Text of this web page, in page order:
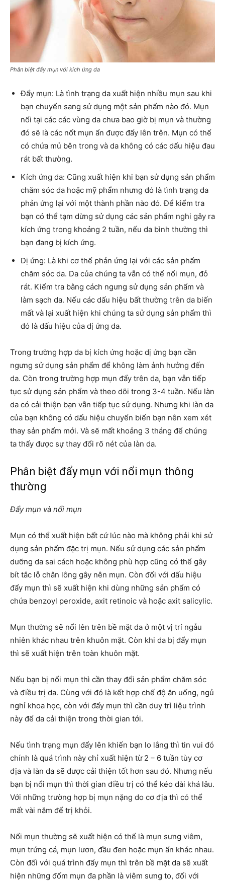
Phân biệt đẩy mụn với kích ứng da
Đẩy mụn: Là tình trạng da xuất hiện nhiều mụn sau khi
bạn chuyển sang sử dụng một sản phẩm nào đó. Mụn
nổi tại các các vùng da chưa bao giờ bị mụn và thường
đó sẽ là các nốt mụn ẩn được đẩy lên trên. Mụn có thể
có chứa mủ bên trong và da không có các dấu hiệu đau
rát bất thường.
Kích ứng da: Cũng xuất hiện khi bạn sử dụng sản phẩm
chăm sóc da hoặc mỹ phẩm nhưng đó là tình trạng da
phản ứng lại với một thành phần nào đó. Để kiểm tra
bạn có thể tạm dừng sử dụng các sản phẩm nghi gây ra
kích ứng trong khoảng 2 tuần, nếu da bình thường thì
bạn đang bị kích ứng.
Dị ứng: Là khi cơ thể phản ứng lại với các sản phẩm
chăm sóc da. Da của chúng ta vẫn có thể nổi mụn, đỏ
rát. Kiểm tra bằng cách ngưng sử dụng sản phẩm và
làm sạch da. Nếu các dấu hiệu bất thường trên da biến
mất và lại xuất hiện khi chúng ta sử dụng sản phẩm thì
đó là dấu hiệu của dị ứng da.
Trong trường hợp da bị kích ứng hoặc dị ứng bạn cần
ngưng sử dụng sản phẩm để không làm ảnh hưởng đến
da. Còn trong trường hợp mụn đẩy trên da, bạn vẫn tiếp
tục sử dụng sản phẩm và theo dõi trong 3-4 tuần. Nếu làn
da có cải thiện bạn vẫn tiếp tục sử dụng. Nhưng khi làn da
của bạn không có dấu hiệu chuyển biến bạn nên xem xét
thay sản phẩm mới. Và sẽ mất khoảng 3 tháng để chúng
ta thấy được sự thay đổi rõ nét của làn da.
Phân biệt đẩy mụn với nổi mụn thông
thường
Đẩy mụn và nổi mụn
Mụn có thể xuất hiện bất cứ lúc nào mà không phải khi sử
dụng sản phẩm đặc trị mụn. Nếu sử dụng các sản phẩm
dưỡng da sai cách hoặc không phù hợp cũng có thể gây
bít tắc lỗ chân lông gây nên mụn. Còn đối với dấu hiệu
đẩy mụn thì sẽ xuất hiện khi dùng những sản phẩm có
chứa benzoyl peroxide, axit retinoic và hoặc axit salicylic.
Mụn thường sẽ nổi lên trên bề mặt da ở một vị trí ngẫu
nhiên khác nhau trên khuôn mặt. Còn khi da bị đẩy mụn
thì sẽ xuất hiện trên toàn khuôn mặt.
Nếu bạn bị nổi mụn thì cần thay đổi sản phẩm chăm sóc
và điều trị da. Cùng với đó là kết hợp chế độ ăn uống, ngủ
nghỉ khoa học, còn với đẩy mụn thì cần duy trì liệu trình
này để da cải thiện trong thời gian tới.
Nếu tình trạng mụn đẩy lên khiến bạn lo lắng thì tin vui đó
chính là quá trình này chỉ xuất hiện từ 2 – 6 tuần tùy cơ
địa và làn da sẽ được cải thiện tốt hơn sau đó. Nhưng nếu
bạn bị nổi mụn thì thời gian điều trị có thể kéo dài khá lâu.
Với những trường hợp bị mụn nặng do cơ địa thì có thể
mất vài năm để trị khỏi.
Nổi mụn thường sẽ xuất hiện có thể là mụn sưng viêm,
mụn trứng cá, mụn lươn, đầu đen hoặc mụn ẩn khác nhau.
Còn đối với quá trình đẩy mụn thì trên bề mặt da sẽ xuất
hiện những đốm mụn đa phần là viêm sưng to, đối với